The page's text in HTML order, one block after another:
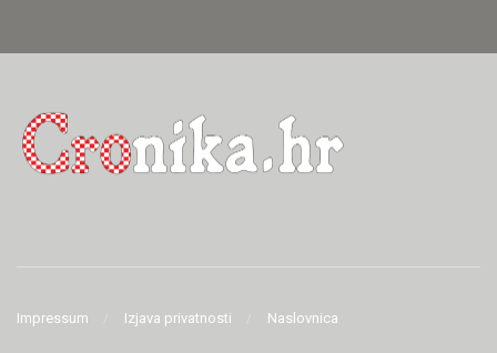
Impressum Izjava privatnosti Naslovnica